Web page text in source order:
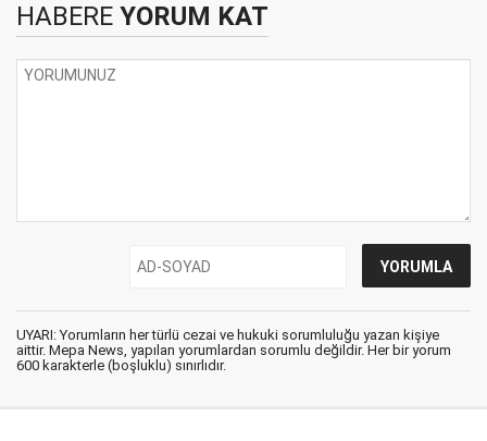
HABERE YORUM KAT
UYARI: Yorumların her türlü cezai ve hukuki sorumluluğu yazan kişiye
aittir. Mepa News, yapılan yorumlardan sorumlu değildir. Her bir yorum
600 karakterle (boşluklu) sınırlıdır.